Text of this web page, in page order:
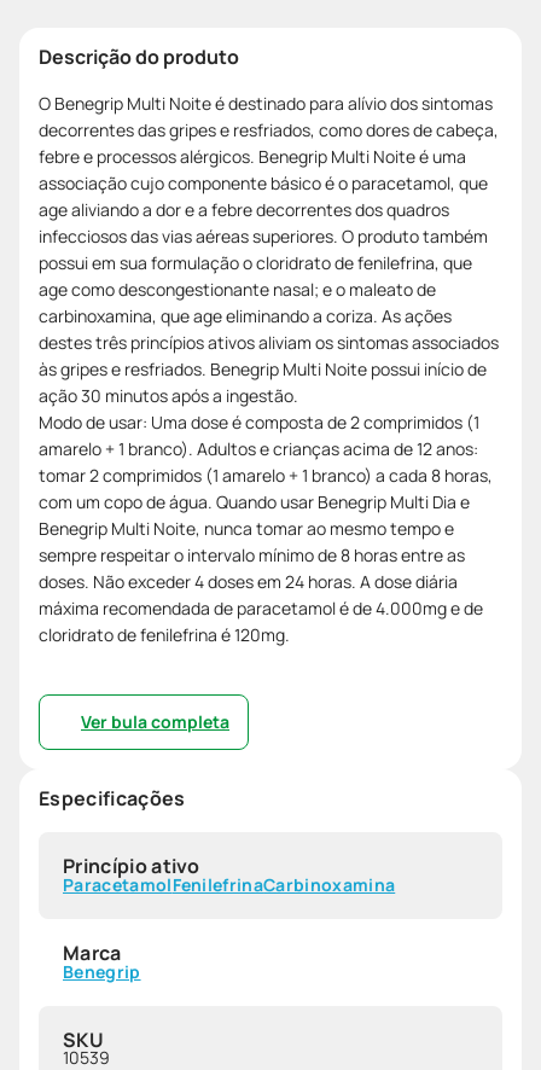
Descrição do produto
O Benegrip Multi Noite é destinado para alívio dos sintomas
decorrentes das gripes e resfriados, como dores de cabeça,
febre e processos alérgicos. Benegrip Multi Noite é uma
associação cujo componente básico é o paracetamol, que
age aliviando a dor e a febre decorrentes dos quadros
infecciosos das vias aéreas superiores. O produto também
possui em sua formulação o cloridrato de fenilefrina, que
age como descongestionante nasal; e o maleato de
carbinoxamina, que age eliminando a coriza. As ações
destes três princípios ativos aliviam os sintomas associados
às gripes e resfriados. Benegrip Multi Noite possui início de
ação 30 minutos após a ingestão.
Modo de usar: Uma dose é composta de 2 comprimidos (1
amarelo + 1 branco). Adultos e crianças acima de 12 anos:
tomar 2 comprimidos (1 amarelo + 1 branco) a cada 8 horas,
com um copo de água. Quando usar Benegrip Multi Dia e
Benegrip Multi Noite, nunca tomar ao mesmo tempo e
sempre respeitar o intervalo mínimo de 8 horas entre as
doses. Não exceder 4 doses em 24 horas. A dose diária
máxima recomendada de paracetamol é de 4.000mg e de
cloridrato de fenilefrina é 120mg.
Ver bula completa
Especificações
Princípio ativo
ParacetamolFenilefrinaCarbinoxamina
Marca
Benegrip
SKU
10539